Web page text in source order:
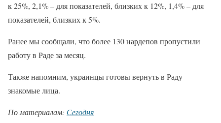
к 25%, 2,1% – для показателей, близких к 12%, 1,4% – для
показателей, близких к 5%.
Ранее мы сообщали, что более 130 нардепов пропустили
работу в Раде за месяц.
Также напомним, украинцы готовы вернуть в Раду
знакомые лица.
По материалам: Сегодня